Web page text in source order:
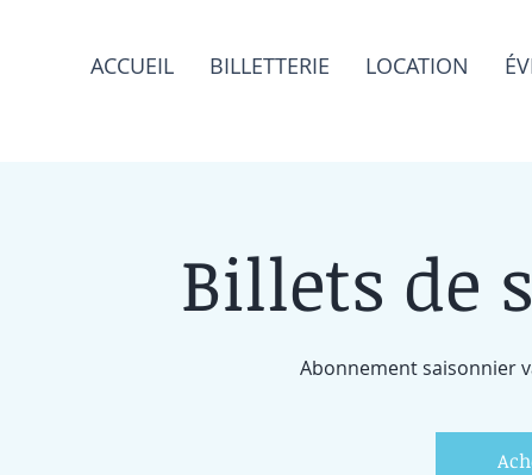
ACCUEIL BILLETTERIE LOCATION
Billets de
Abonnement saisonnier